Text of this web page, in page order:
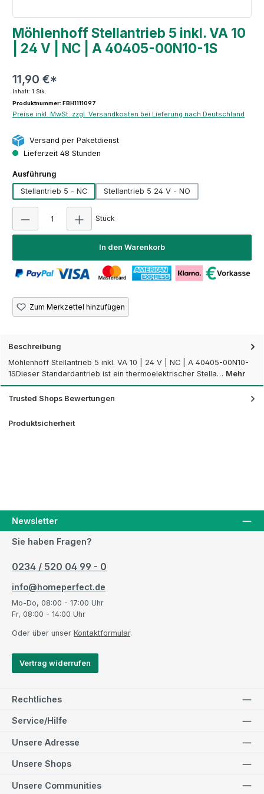
Möhlenhoff Stellantrieb 5 inkl. VA 10
| 24 V | NC | A 40405-00N10-1S
11,90 €*
Inhalt: 1 Stk.
Produktnummer: FBH1111097
Preise inkl. MwSt. zzgl. Versandkosten bei Lieferung nach Deutschland
Versand per Paketdienst
Lieferzeit 48 Stunden
Ausführung
Stellantrieb 5 - NC
Stellantrieb 5 24 V - NO
Stück
In den Warenkorb
Zum Merkzettel hinzufügen
Beschreibung
Möhlenhoff Stellantrieb 5 inkl. VA 10 | 24 V | NC | A 40405-00N10-
1SDieser Standardantrieb ist ein thermoelektrischer Stella… Mehr
Trusted Shops Bewertungen
Produktsicherheit
Newsletter
Sie haben Fragen?
0234 / 520 04 99 - 0
info@homeperfect.de
Mo-Do, 08:00 - 17:00 Uhr
Fr, 08:00 - 14:00 Uhr
Oder über unser Kontaktformular.
Vertrag widerrufen
Rechtliches
Service/Hilfe
Unsere Adresse
Unsere Communities
Unsere Shops